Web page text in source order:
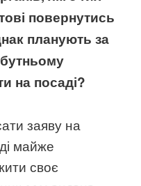
повернутись
планують за
на посаді?
заяву на
майже
своє